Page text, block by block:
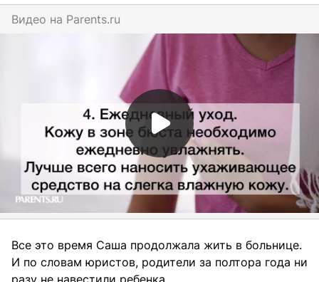
Видео на parents.ru
Все это время Саша продолжала жить в больнице.
И по словам юристов, родители за полтора года ни
разу не навестили ребенка.